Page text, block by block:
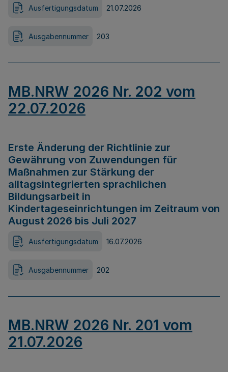
Ausfertigungsdatum 21.07.2026
Ausgabennummer 203
MB.NRW 2026 Nr. 202 vom
22.07.2026
Erste Änderung der Richtlinie zur
Gewährung von Zuwendungen für
Maßnahmen zur Stärkung der
alltagsintegrierten sprachlichen
Bildungsarbeit in
Kindertageseinrichtungen im Zeitraum von
August 2026 bis Juli 2027
Ausfertigungsdatum 16.07.2026
Ausgabennummer 202
MB.NRW 2026 Nr. 201 vom
21.07.2026